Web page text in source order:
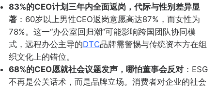
83%的CEO计划三年内全面返岗，代际与性别差异显
著：60岁以上男性CEO返岗意愿高达87%，而女性为
78%。这一“办公室回归潮”可能影响跨国团队协同模
式，远程办公主导的DTC品牌需警惕与传统资本方在组
织文化上的错位。
68%的CEO愿就社会议题发声，哪怕董事会反对：ESG
不再是公关话术，而是品牌立场。消费者对企业的社会